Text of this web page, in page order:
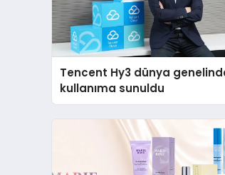
Tencent Hy3 dünya
kullanıma sunuldu